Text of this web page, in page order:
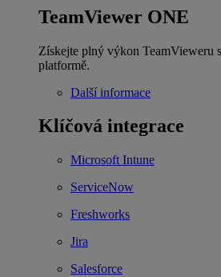
TeamViewer ONE
Získejte plný výkon TeamVieweru
platformě.
Další informace
Klíčová integrace
Microsoft Intune
ServiceNow
Freshworks
Jira
Salesforce